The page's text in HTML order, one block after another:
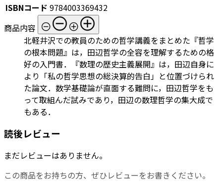
ISBNコード 9784003369432
商品内容
北軽井沢での教員のための哲学講義をまとめた『哲学
の根本問題』は，田辺哲学の全容を理解するための格
好の入門書．『数理の歴史主義展開』は，田辺自身に
より「私の哲学思想の総決算的告白」と位置づけられ
た論文．数学基礎論が直面する難問に，田辺哲学をも
って取組んだ試みであり，田辺の数理哲学の集大成で
もある．
読後レビュー
まだレビューはありません。
この商品をお持ちの方、ぜひレビューをお書きください。